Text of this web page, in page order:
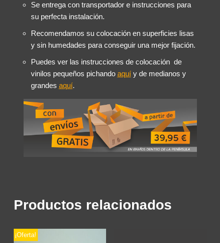
Se entrega con transportador e instrucciones para
su perfecta instalación.
Recomendamos su colocación en superficies lisas
y sin humedades para conseguir una mejor fijación.
Puedes ver las instrucciones de colocación de
vinilos pequeños pichando aquíy de medianos y
grandes aquí.
Productos relacionados
¡Oferta!